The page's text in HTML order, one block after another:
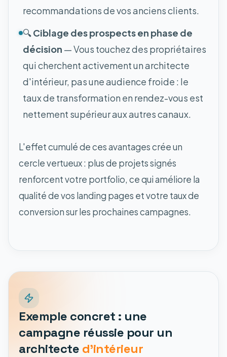
recommandations de vos anciens clients.
🔍Ciblage des prospects en phase de
décision — Vous touchez des propriétaires
qui cherchent activement un architecte
d'intérieur, pas une audience froide : le
taux de transformation en rendez-vous est
nettement supérieur aux autres canaux.
L'effet cumulé de ces avantages crée un
cercle vertueux : plus de projets signés
renforcent votre portfolio, ce qui améliore la
qualité de vos landing pages et votre taux de
conversion sur les prochaines campagnes.
Exemple concret : une
campagne réussie pour un
architecte d'intérieur